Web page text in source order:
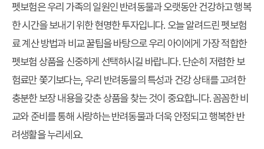
펫보험은 우리 가족의 일원인 반려동물과 오랫동안 건강하고 행복
한 시간을 보내기 위한 현명한 투자입니다. 오늘 알려드린펫보험
료 계산방법과비교 꿀팁을 바탕으로 우리 아이에게 가장 적합한
펫보험 상품을 신중하게 선택하시길 바랍니다. 단순히 저렴한 보
험료만 쫓기보다는, 우리 반려동물의 특성과 건강 상태를 고려한
충분한 보장 내용을 갖춘 상품을 찾는 것이 중요합니다. 꼼꼼한 비
교와 준비를 통해 사랑하는 반려동물과 더욱 안정되고 행복한 반
려생활을 누리세요.